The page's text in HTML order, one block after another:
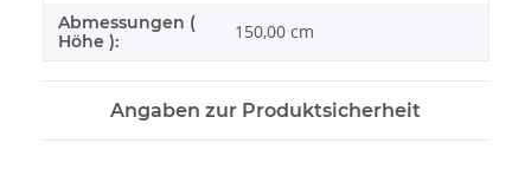
Abmessungen (
Höhe ):
150,00 cm
Angaben zur Produktsicherheit